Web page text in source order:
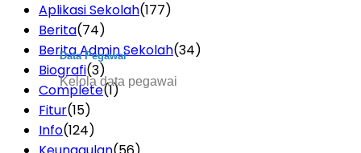
Data Pegawai
Kelola data pegawai
Aplikasi Sekolah(177)
Berita(74)
Berita Admin Sekolah(34)
Biografi(3)
Complete(1)
Fitur(15)
Info(124)